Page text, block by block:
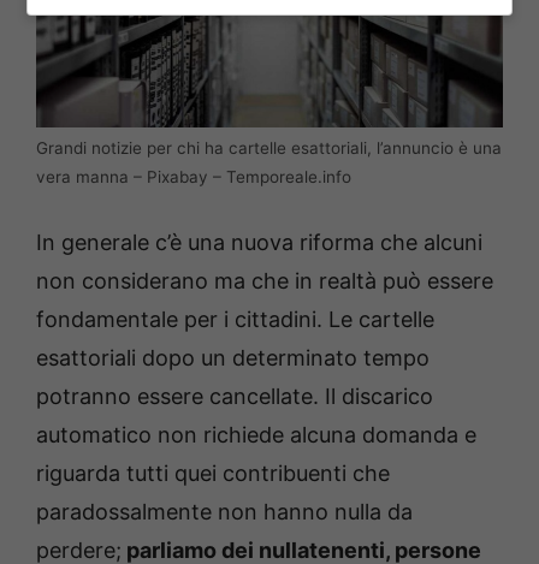
Grandi notizie per chi ha cartelle esattoriali, l’annuncio è una
vera manna – Pixabay – Temporeale.info
In generale c’è una nuova riforma che alcuni
non considerano ma che in realtà può essere
fondamentale per i cittadini. Le cartelle
esattoriali dopo un determinato tempo
potranno essere cancellate. Il discarico
automatico non richiede alcuna domanda e
riguarda tutti quei contribuenti che
paradossalmente non hanno nulla da
perdere; parliamo dei nullatenenti, persone